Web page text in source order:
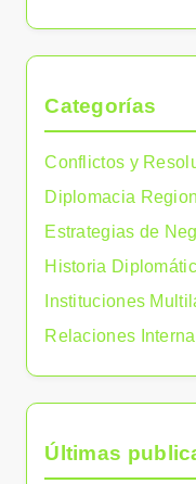
Categorías
Conflictos y
Diplomacia
Estrategias de
Historia
Instituciones
Relaciones
Últimas